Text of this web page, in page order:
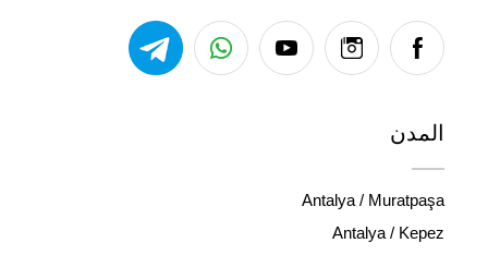
المدن
Antalya / Muratpaşa
Antalya / Kepez